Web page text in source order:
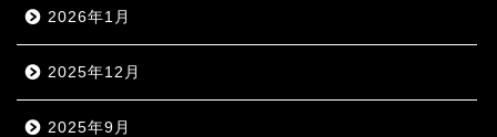
2026年1月
2025年12月
2025年9月